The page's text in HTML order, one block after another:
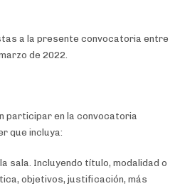
a la presente convocatoria entre
de 2022.
participar en la convocatoria
que incluya:
sala. Incluyendo título, modalidad o
objetivos, justificación, más